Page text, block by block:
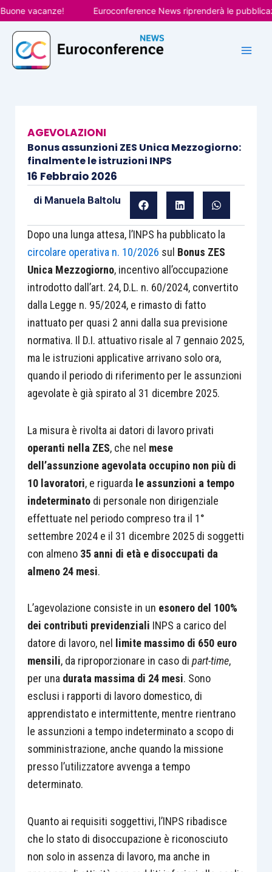
Vai
al
contenuto
vacanze! Euroconference News riprenderà le pubblicazioni
AGEVOLAZIONI
Bonus assunzioni ZES Unica Mezzogiorno:
finalmente le istruzioni INPS
16 Febbraio 2026
di Manuela Baltolu
Dopo una lunga attesa, l’INPS ha pubblicato la
circolare operativa n. 10/2026 sul Bonus ZES
Unica Mezzogiorno, incentivo all’occupazione
introdotto dall’art. 24, D.L. n. 60/2024, convertito
dalla Legge n. 95/2024, e rimasto di fatto
inattuato per quasi 2 anni dalla sua previsione
normativa. Il D.I. attuativo risale al 7 gennaio 2025,
ma le istruzioni applicative arrivano solo ora,
quando il periodo di riferimento per le assunzioni
agevolate è già spirato al 31 dicembre 2025.
La misura è rivolta ai datori di lavoro privati
operanti nella ZES, che nel mese
dell’assunzione agevolata occupino non più di
10 lavoratori, e riguarda le assunzioni a tempo
indeterminatodi personale non dirigenziale
effettuate nel periodo compreso tra il 1°
settembre 2024 e il 31 dicembre 2025 di soggetti
con almeno 35 anni di età e disoccupati da
almeno 24 mesi.
L’agevolazione consiste in un esonero del 100%
dei contributi previdenziali INPS a carico del
datore di lavoro, nel
limite massimo di 650 euro
mensili, da riproporzionare in caso di part-time,
per una durata massima di 24 mesi. Sono
esclusi i rapporti di lavoro domestico, di
apprendistato e intermittente, mentre rientrano
le assunzioni a tempo indeterminato a scopo di
somministrazione, anche quando la missione
presso l’utilizzatore avvenga a tempo
determinato.
Quanto ai requisiti soggettivi, l’INPS ribadisce
che lo stato di disoccupazione è riconosciuto
non solo in assenza di lavoro, ma anche in